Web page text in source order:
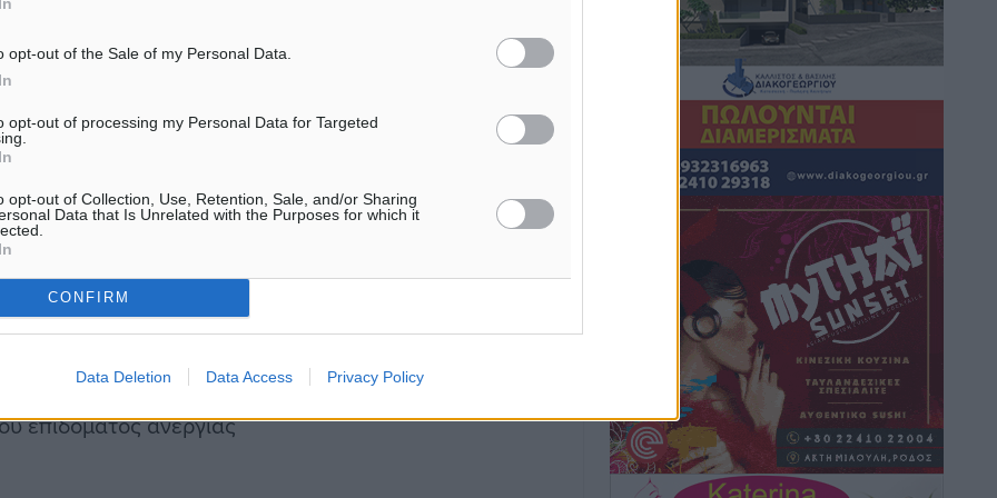
opt-out of the Sale of my Personal Data.
opt-out of processing my Personal Data for Targeted
opt-out of Collection, Use, Retention, Sale, and/or Sharing
Data that Is Unrelated with the Purposes for which it
CONFIRM
Data Deletion Data Access Privacy Policy
εποχικός εργαζόμενος
εργασία.
και συλλογικές
επιδόματος ανεργίας
Τοπικές Ειδήσεις• πριν 2 ώρες
Iατρικός Σύλλογος Ροδου προς Α.
Γεωργιάδη: Στρατηγικές Προτάσεις για
την Ενίσχυση της Δημόσιας Υγείας στη
Νησιωτική Ελλάδα και στα
Νοσοκομεία της Γ΄ Ζώνης
Τοπικές Ειδήσεις• πριν 2 ώρες
Πάνθηρες: Ξεκίνησαν αισιόδοξοι για
την παρθενική “πτήση” τους
Αθλητικά• πριν 3 ώρες
Άρης Αρχαγγέλου: Στο πλευρό του
άτυχου Ιάκωβου Θωμά
Αθλητικά• πριν 3 ώρες